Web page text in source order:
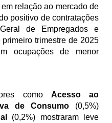
relação ao mercado de
positivo de contratações
de Empregados e
trimestre de 2025
ocupações de menor
como Acesso ao
de Consumo (0,5%)
(0,2%) mostraram leve